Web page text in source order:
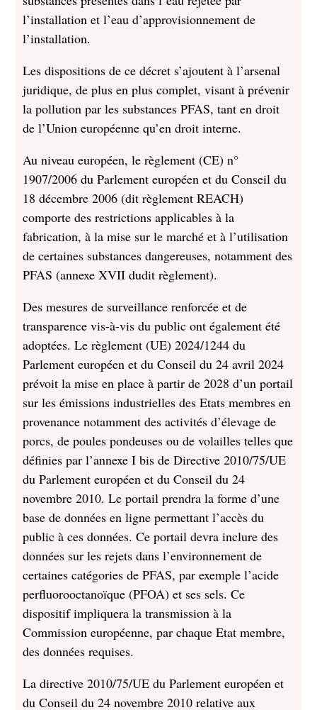
l’installation et l’eau d’approvisionnement de
l’installation.
Les dispositions de ce décret s’ajoutent à l’arsenal
juridique, de plus en plus complet, visant à prévenir
la pollution par les substances PFAS, tant en droit
de l’Union européenne qu’en droit interne.
Au niveau européen, le règlement (CE) n°
1907/2006 du Parlement européen et du Conseil du
18 décembre 2006 (dit règlement REACH)
comporte des restrictions applicables à la
fabrication, à la mise sur le marché et à l’utilisation
de certaines substances dangereuses, notamment des
PFAS (annexe XVII dudit règlement).
Des mesures de surveillance renforcée et de
transparence vis-à-vis du public ont également été
adoptées. Le règlement (UE) 2024/1244 du
Parlement européen et du Conseil du 24 avril 2024
prévoit la mise en place à partir de 2028 d’un portail
sur les émissions industrielles des Etats membres en
provenance notamment des activités d’élevage de
porcs, de poules pondeuses ou de volailles telles que
définies par l’annexe I bis de Directive 2010/75/UE
du Parlement européen et du Conseil du 24
novembre 2010. Le portail prendra la forme d’une
base de données en ligne permettant l’accès du
public à ces données. Ce portail devra inclure des
données sur les rejets dans l’environnement de
certaines catégories de PFAS, par exemple l’acide
perfluorooctanoïque (PFOA) et ses sels. Ce
dispositif impliquera la transmission à la
Commission européenne, par chaque Etat membre,
des données requises.
La directive 2010/75/UE du Parlement européen et
du Conseil du 24 novembre 2010 relative aux